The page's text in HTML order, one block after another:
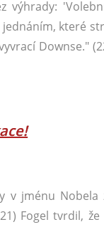
výhrady:
které
Downse."
!
jménu Nobela
Fogel tvrdil,